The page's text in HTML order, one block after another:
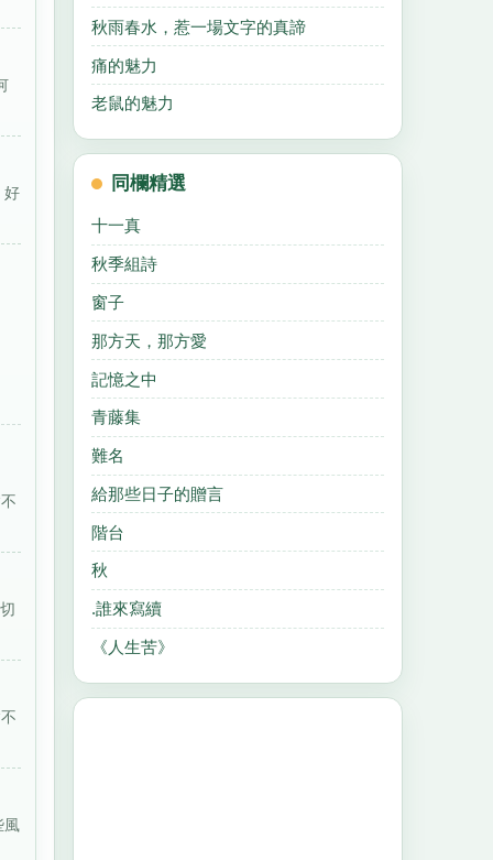
好
風
秋雨春水，惹一場文字的真諦
痛的魅力
老鼠的魅力
同欄精選
十一真
秋季組詩
窗子
那方天，那方愛
記憶之中
青藤集
難名
給那些日子的贈言
階台
秋
.誰來寫續
《人生苦》